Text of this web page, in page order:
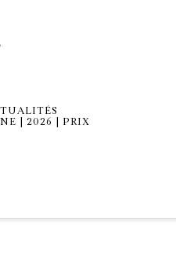
| 2026 | PRIX